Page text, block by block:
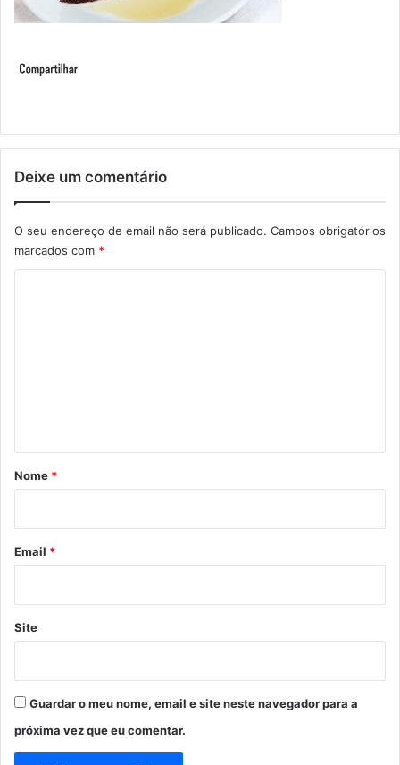
Deixe um comentário
O seu endereço de email não será publicado. Campos obrigatórios
marcados com *
r
*
Nome *
Email *
Site
Guardar o meu nome, email e site neste navegador para a
próxima vez que eu comentar.